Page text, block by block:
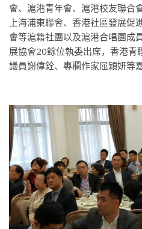
會、滬港青年會、滬港校友聯合
上海浦東聯會、香港社區發展促
會等滬籍社團以及滬港合唱團成
展協會20餘位執委出席，香港青
議員謝偉銓、專欄作家屈穎妍等